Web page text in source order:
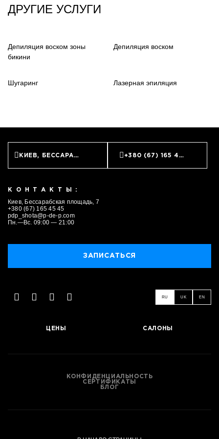
ДРУГИЕ УСЛУГИ
Депиляция воском зоны
бикини
Депиляция воском
Шугаринг Лазерная эпиляция
КИЕВ, БЕССАРАБСКАЯ ПЛОЩАДЬ, 7 +380 (67) 165 45 45
КОНТАКТЫ:
Киев, Бессарабская площадь, 7
+380 (67) 165 45 45
pdp_shota@p-de-p.com
Пн.—Вс. 09:00 — 21:00
ЗАПИСАТЬСЯ
RU UK EN
ЦЕНЫ САЛОНЫ
КОНФИДЕНЦИАЛЬНОСТЬ
СЕРТИФИКАТЫ
БЛОГ